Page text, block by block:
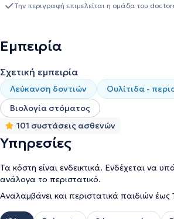
της Στοματολογία και της
στόματος - σώματος (θεωρεί το στόμα, ως
άνθρωπος" όπως λέει πάντα, ενώ η
Την περιγραφή επιμελείται η ομάδα του
Εμπειρία
Σχετική εμπειρία
Λεύκανση δοντιών Ουλίτιδα -
Βιολογία στόματος
101 συστάσεις ασθενών
Υπηρεσίες
Τα κόστη είναι ενδεικτικά. Ενδέχεται να
ανάλογα το περιστατικό.
Αναλαμβάνει και περιστατικά παιδιών έως